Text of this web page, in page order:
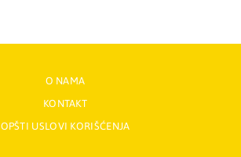
O NAMA
KONTAKT
OPŠTI USLOVI KORIŠĆENJA